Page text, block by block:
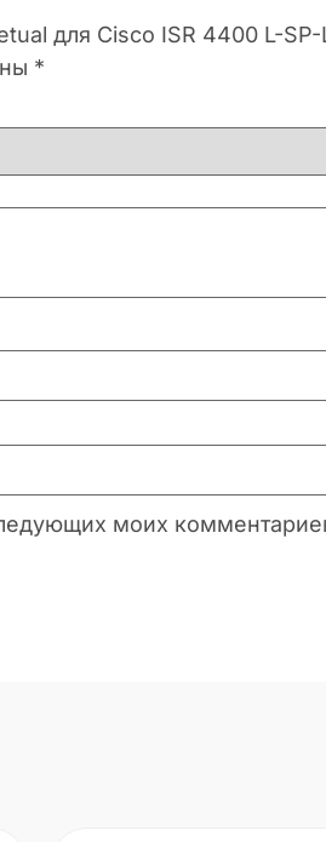
для Cisco ISR 4400 L-
*
моих